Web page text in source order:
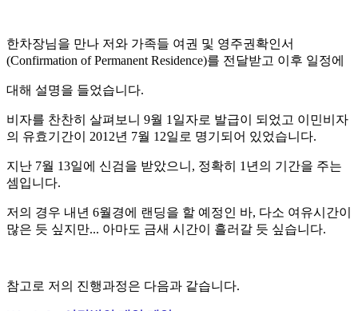
한차장님을 만나 저와 가족들 여권 및 영주권확인서
(Confirmation of Permanent Residence)를 전달받고 이후 일정에
대해 설명을 들었습니다.
비자를 찬찬히 살펴보니 9월 1일자로 발급이 되었고 이민비자
의 유효기간이 2012년 7월 12일로 명기되어 있었습니다.
지난 7월 13일에 신검을 받았으니, 정확히 1년의 기간을 주는
셈입니다.
저의 경우 내년 6월경에 랜딩을 할 예정인 바, 다소 여유시간이
많은 듯 싶지만... 아마도 금새 시간이 흘러갈 듯 싶습니다.
참고로 저의 진행과정은 다음과 같습니다.